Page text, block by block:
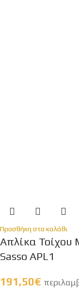
Προσθήκη στο καλάθι
Απλίκα Τοίχου
Sasso APL1
191,50€